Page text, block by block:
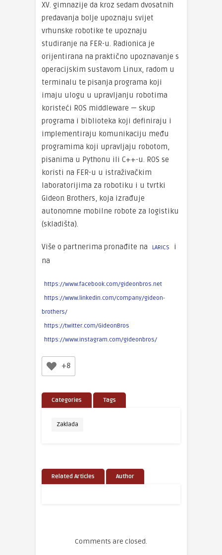
XV. gimnazije da kroz sedam dvosatnih
predavanja bolje upoznaju svijet
vrhunske robotike te upoznaju
studiranje na FER-u. Radionica je
orijentirana na praktično upoznavanje s
operacijskim sustavom Linux, radom u
terminalu te pisanja programa koji
imaju ulogu u upravljanju robotima
koristeći ROS middleware — skup
programa i biblioteka koji definiraju i
implementiraju komunikaciju među
programima koji upravljaju robotom,
pisanima u Pythonu ili C++-u. ROS se
koristi na FER-u u istraživačkim
laboratorijima za robotiku i u tvrtki
Gideon Brothers, koja izrađuje
autonomne mobilne robote za logistiku
(skladišta).
Više o partnerima pronađite na LARICS
i
na
https://www.facebook.com/gideonbros.net
https://www.linkedin.com/company/gideon-
brothers/
https://twitter.com/GideonBros
https://www.instagram.com/gideonbros/
+8
Categories Tags
Zaklada
Related Articles Author
Comments are closed.